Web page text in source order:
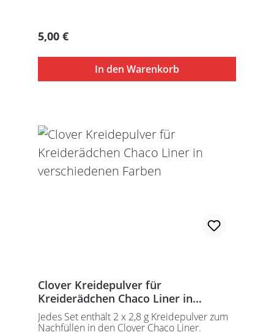
Regulärer Preis:
5,00 €
In den Warenkorb
Clover Kreidepulver für
Kreiderädchen Chaco Liner in
verschiedenen Farben
Jedes Set enthält 2 x 2,8 g Kreidepulver zum
Nachfüllen in den Clover Chaco Liner.